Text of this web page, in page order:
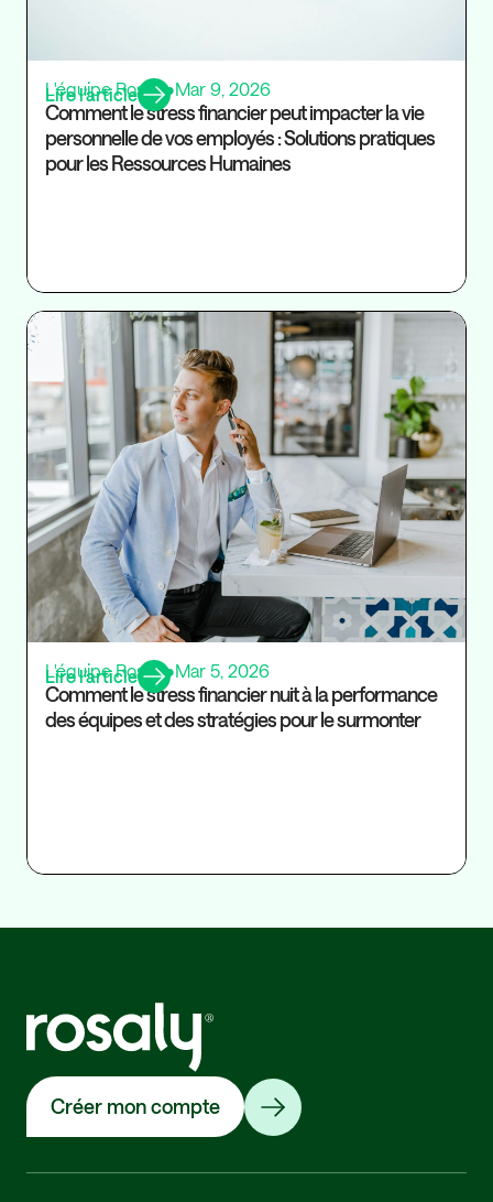
L'équipe Rosaly•Mar 9, 2026
Comment le stress financier peut impacter la vie
personnelle de vos employés : Solutions pratiques
pour les Ressources Humaines
Lire l’article
L'équipe Rosaly•Mar 5, 2026
Comment le stress financier nuit à la performance
des équipes et des stratégies pour le surmonter
Lire l’article
Créer mon compte